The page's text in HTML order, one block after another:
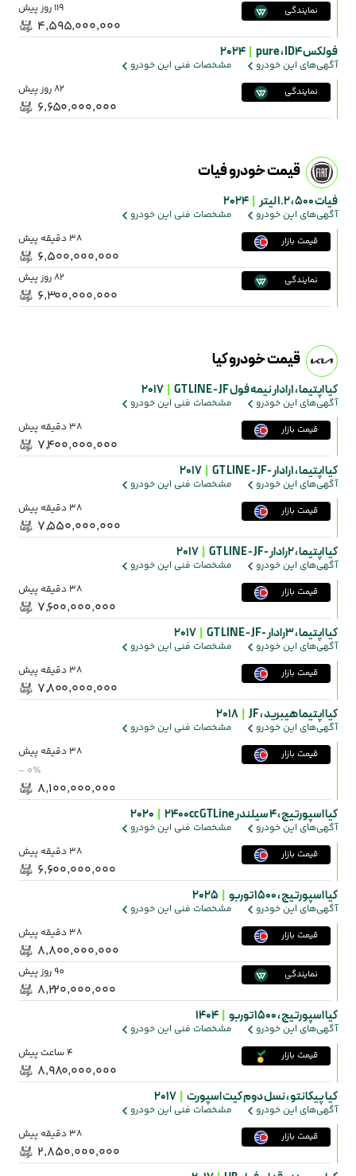
نمایندگی 119 روز پیش
۴٬۵۹۵٬۰۰۰٬۰۰۰
فولکس ID4 ، pure
2024
آگهی‌های این خودرو مشخصات فنی این خودرو
نمایندگی 82 روز پیش
۶٬۶۵۰٬۰۰۰٬۰۰۰
قیمت خودرو فیات
فیات 500 ، 1.2 لیتر 2024
آگهی‌های این خودرو مشخصات فنی این خودرو
قیمت بازار 38 دقیقه پیش
۶٬۵۰۰٬۰۰۰٬۰۰۰
نمایندگی 82 روز پیش
۶٬۳۰۰٬۰۰۰٬۰۰۰
قیمت خودرو کیا
کیا اپتیما ،1رادار نیمه فول GT LINE - JF 2017
آگهی‌های این خودرو مشخصات فنی این خودرو
قیمت بازار 38 دقیقه پیش
۷٬۴۰۰٬۰۰۰٬۰۰۰
کیا اپتیما ،1رادار -GT LINE - JF 2017
آگهی‌های این خودرو مشخصات فنی این خودرو
قیمت بازار 38 دقیقه پیش
۷٬۵۵۰٬۰۰۰٬۰۰۰
کیا اپتیما ،2رادار -GT LINE - JF 2017
آگهی‌های این خودرو مشخصات فنی این خودرو
قیمت بازار 38 دقیقه پیش
۷٬۶۰۰٬۰۰۰٬۰۰۰
کیا اپتیما ،3رادار -GT LINE - JF 2017
آگهی‌های این خودرو مشخصات فنی این خودرو
قیمت بازار 38 دقیقه پیش
۷٬۸۰۰٬۰۰۰٬۰۰۰
کیا اپتیما هیبرید ،JF
2018
آگهی‌های این خودرو مشخصات فنی این خودرو
قیمت بازار 38 دقیقه پیش
- ۰٪
۸٬۱۰۰٬۰۰۰٬۰۰۰
کیا اسپورتیج ،4 سیلندر 2400cc GTLine 2020
آگهی‌های این خودرو مشخصات فنی این خودرو
قیمت بازار 38 دقیقه پیش
۶٬۶۰۰٬۰۰۰٬۰۰۰
کیا اسپورتیج ،1500 توربو 2025
آگهی‌های این خودرو مشخصات فنی این خودرو
قیمت بازار 38 دقیقه پیش
۸٬۸۰۰٬۰۰۰٬۰۰۰
نمایندگی 90 روز پیش
۸٬۲۲۰٬۰۰۰٬۰۰۰
کیا اسپورتیج ،1500 توربو 1404
آگهی‌های این خودرو مشخصات فنی این خودرو
قیمت بازار 4 ساعت پیش
۸٬۹۸۰٬۰۰۰٬۰۰۰
کیا پیکانتو ،نسل دوم کیت اسپورت 2017
آگهی‌های این خودرو مشخصات فنی این خودرو
قیمت بازار 38 دقیقه پیش
۲٬۸۵۰٬۰۰۰٬۰۰۰